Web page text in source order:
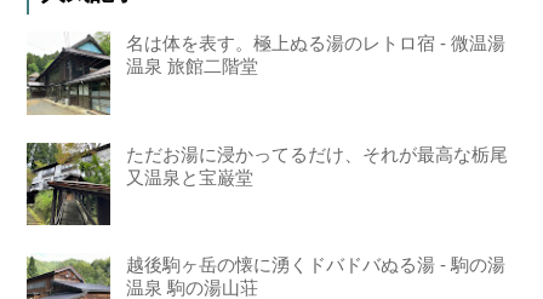
名は体を表す。極上ぬる湯のレトロ宿 - 微温湯
温泉 旅館二階堂
ただお湯に浸かってるだけ、それが最高な栃尾
又温泉と宝巌堂
越後駒ヶ岳の懐に湧くドバドバぬる湯 - 駒の湯
温泉 駒の湯山荘